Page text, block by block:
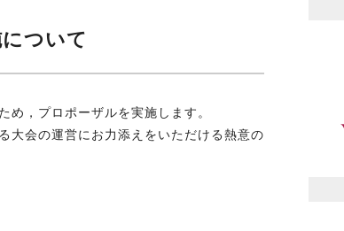
ついて
め，プロポーザルを実施します。
会の運営にお力添えをいただける熱意の